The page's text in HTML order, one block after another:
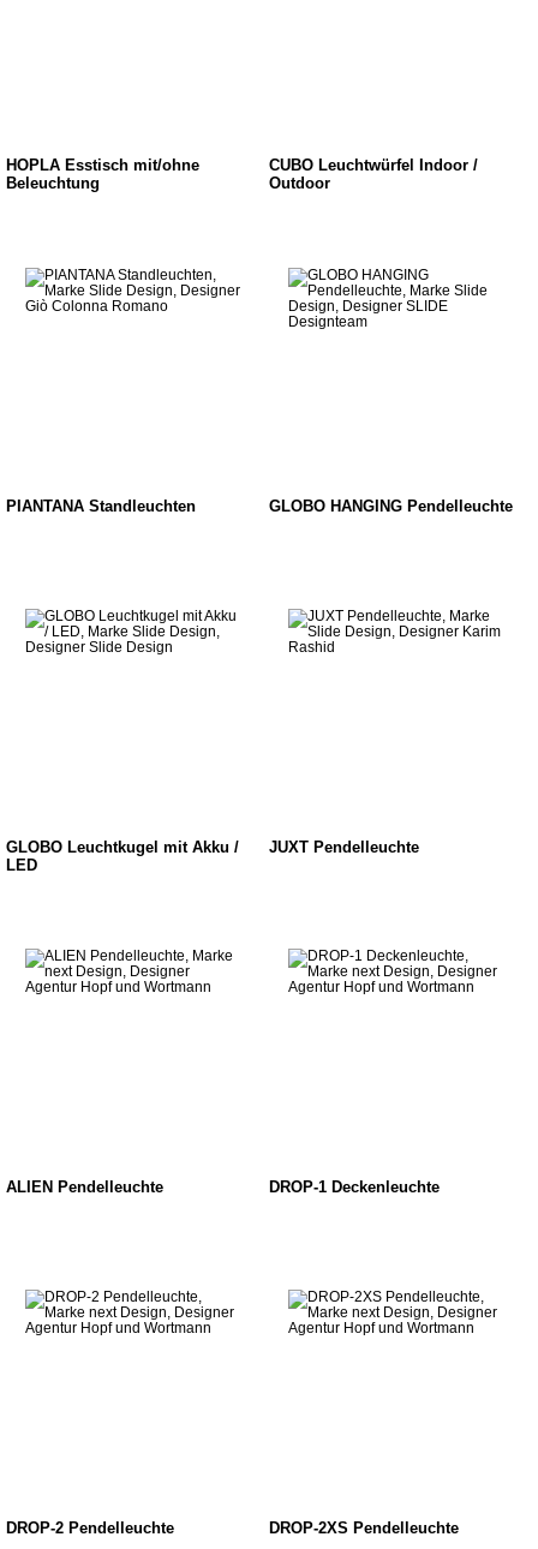
HOPLÀ Esstisch mit/ohne
Beleuchtung
CUBO Leuchtwürfel Indoor /
Outdoor
PIANTANA Standleuchten GLOBO HANGING Pendelleuchte
GLOBO Leuchtkugel mit Akku /
LED
JUXT Pendelleuchte
ALIEN Pendelleuchte DROP-1 Deckenleuchte
DROP-2 Pendelleuchte DROP-2XS Pendelleuchte